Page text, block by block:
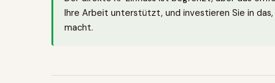
Ihre Arbeit unterstützt, und investieren Sie in
macht.